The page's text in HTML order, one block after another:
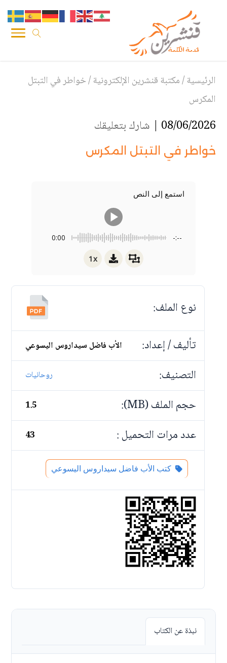
الرئيسية/مكتبة قنشرين الإلكترونية/خواطر في التبتل
المكرس
08/06/2026 | شارك بتعليقك
خواطر في التبتل المكرس
استمع إلى النص
0:00 -:--
1x
نوع الملف:
تأليف / إعداد:
الأب فاضل سيداروس اليسوعي
التصنيف: روحانيات
حجم الملف (MB): 1.5
عدد مرات التحميل : 43
كتب الأب فاضل سيداروس اليسوعي
نبذة عن الكتاب